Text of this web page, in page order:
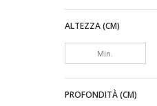
ALTEZZA (CM)
PROFONDITÀ (CM)